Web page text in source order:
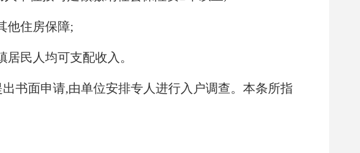
他住房保障;
民人均可支配收入。
书面申请,由单位安排专人进行入户调查。本条所指